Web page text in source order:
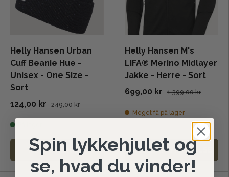
Helly Hansen Urban
Cuff Beanie Hue -
Unisex - One Size -
Sort
124,00 kr
249,00 kr
TILFØJ TIL KURV
Helly Hansen M's
LIFA® Merino Midlayer
Jakke - Herre - Sort
699,00 kr
1.399,00 kr
Meget få på lager
VÆLG DIN STØRRELSE
Spin lykkehjulet og
se, hvad du vinder!